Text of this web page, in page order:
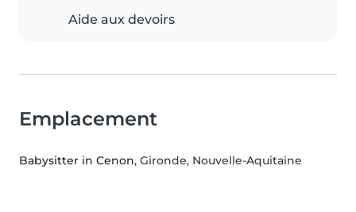
Aide aux devoirs
Emplacement
Babysitter in Cenon, Gironde, Nouvelle-Aquitaine